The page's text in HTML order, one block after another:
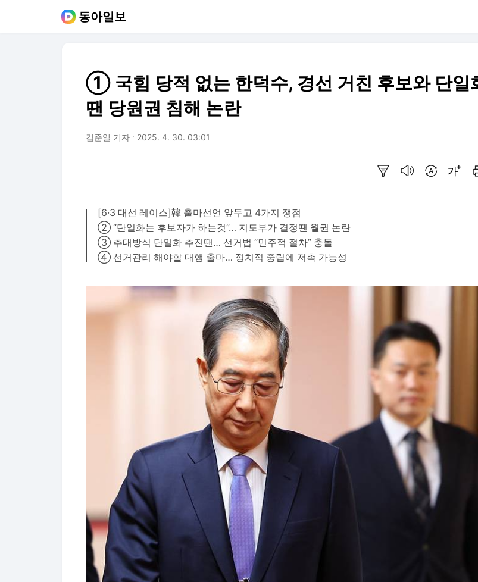
동아일보
① 국힘 당적 없는 한덕수, 경선 거친 후보와 단일
땐 당원권 침해 논란
김준일 기자 2025. 4. 30. 03:01
[6·3 대선 레이스]韓 출마선언 앞두고 4가지 쟁점
② “단일화는 후보자가 하는것”… 지도부가 결정땐 월권 논란
③ 추대방식 단일화 추진땐… 선거법 “민주적 절차” 충돌
④ 선거관리 해야할 대행 출마… 정치적 중립에 저촉 가능성